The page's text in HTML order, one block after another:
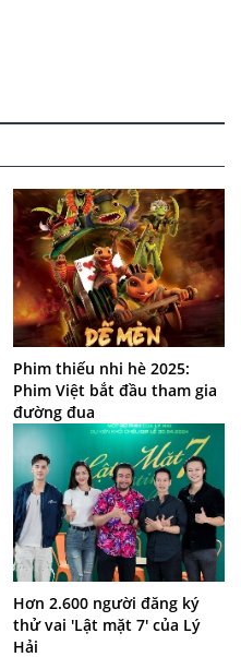
Phim thiếu nhi hè 2025:
Phim Việt bắt đầu tham gia
đường đua
Hơn 2.600 người đăng ký
thử vai 'Lật mặt 7' của Lý
Hải